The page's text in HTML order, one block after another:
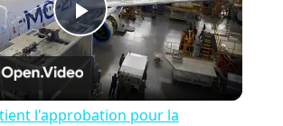
Play
Video
l'approbation pour la